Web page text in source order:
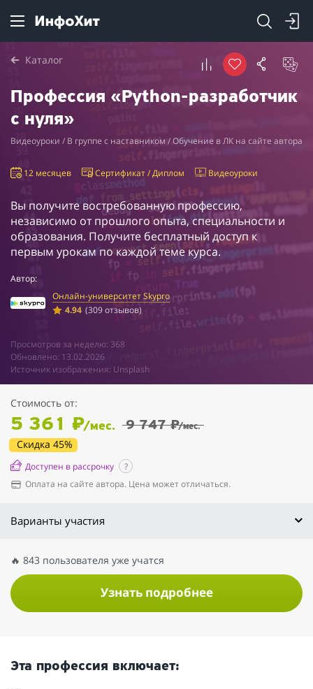
Каталог
Профессия «Python-разработчик
с нуля»
Видеоуроки / В группе с наставником / Обучение в ЛК на сайте автора
12 месяцев Сертификат / Диплом Видеоуроки
Вы получите востребованную профессию,
независимо от прошлого опыта, специальности и
образования. Получите бесплатный доступ к
первым урокам по каждой теме курса.
Автор:
Онлайн-университет Skypro
4.94 (309 отзывов)
Просмотров за неделю: 368
Обновлено: 13.02.2026
Источник изображения: Unsplash
Стоимость от:
5 361 ₽/мес. 9 747 ₽/мес.
Скидка 45%
Доступен в рассрочку
?
Оплата на сайте автора. Цена может отличаться.
Варианты участия
🔥 843 пользователя уже учатся
Узнать подробнее
Эта профессия включает: